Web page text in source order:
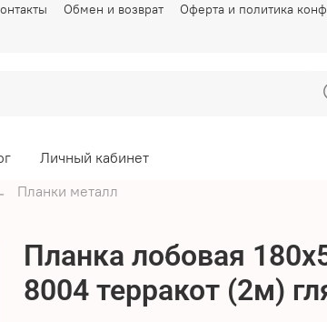
Обмен и возврат Оферта и политика
Личный кабинет
Планки металл
Планка лобовая
8004 терракот (2м)